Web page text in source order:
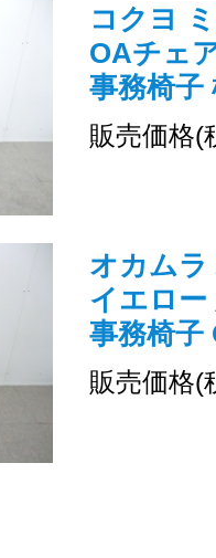
コクヨ
OAチェ
事務椅子
販売価格(
オカムラ
イエロ
事務椅子
販売価格(